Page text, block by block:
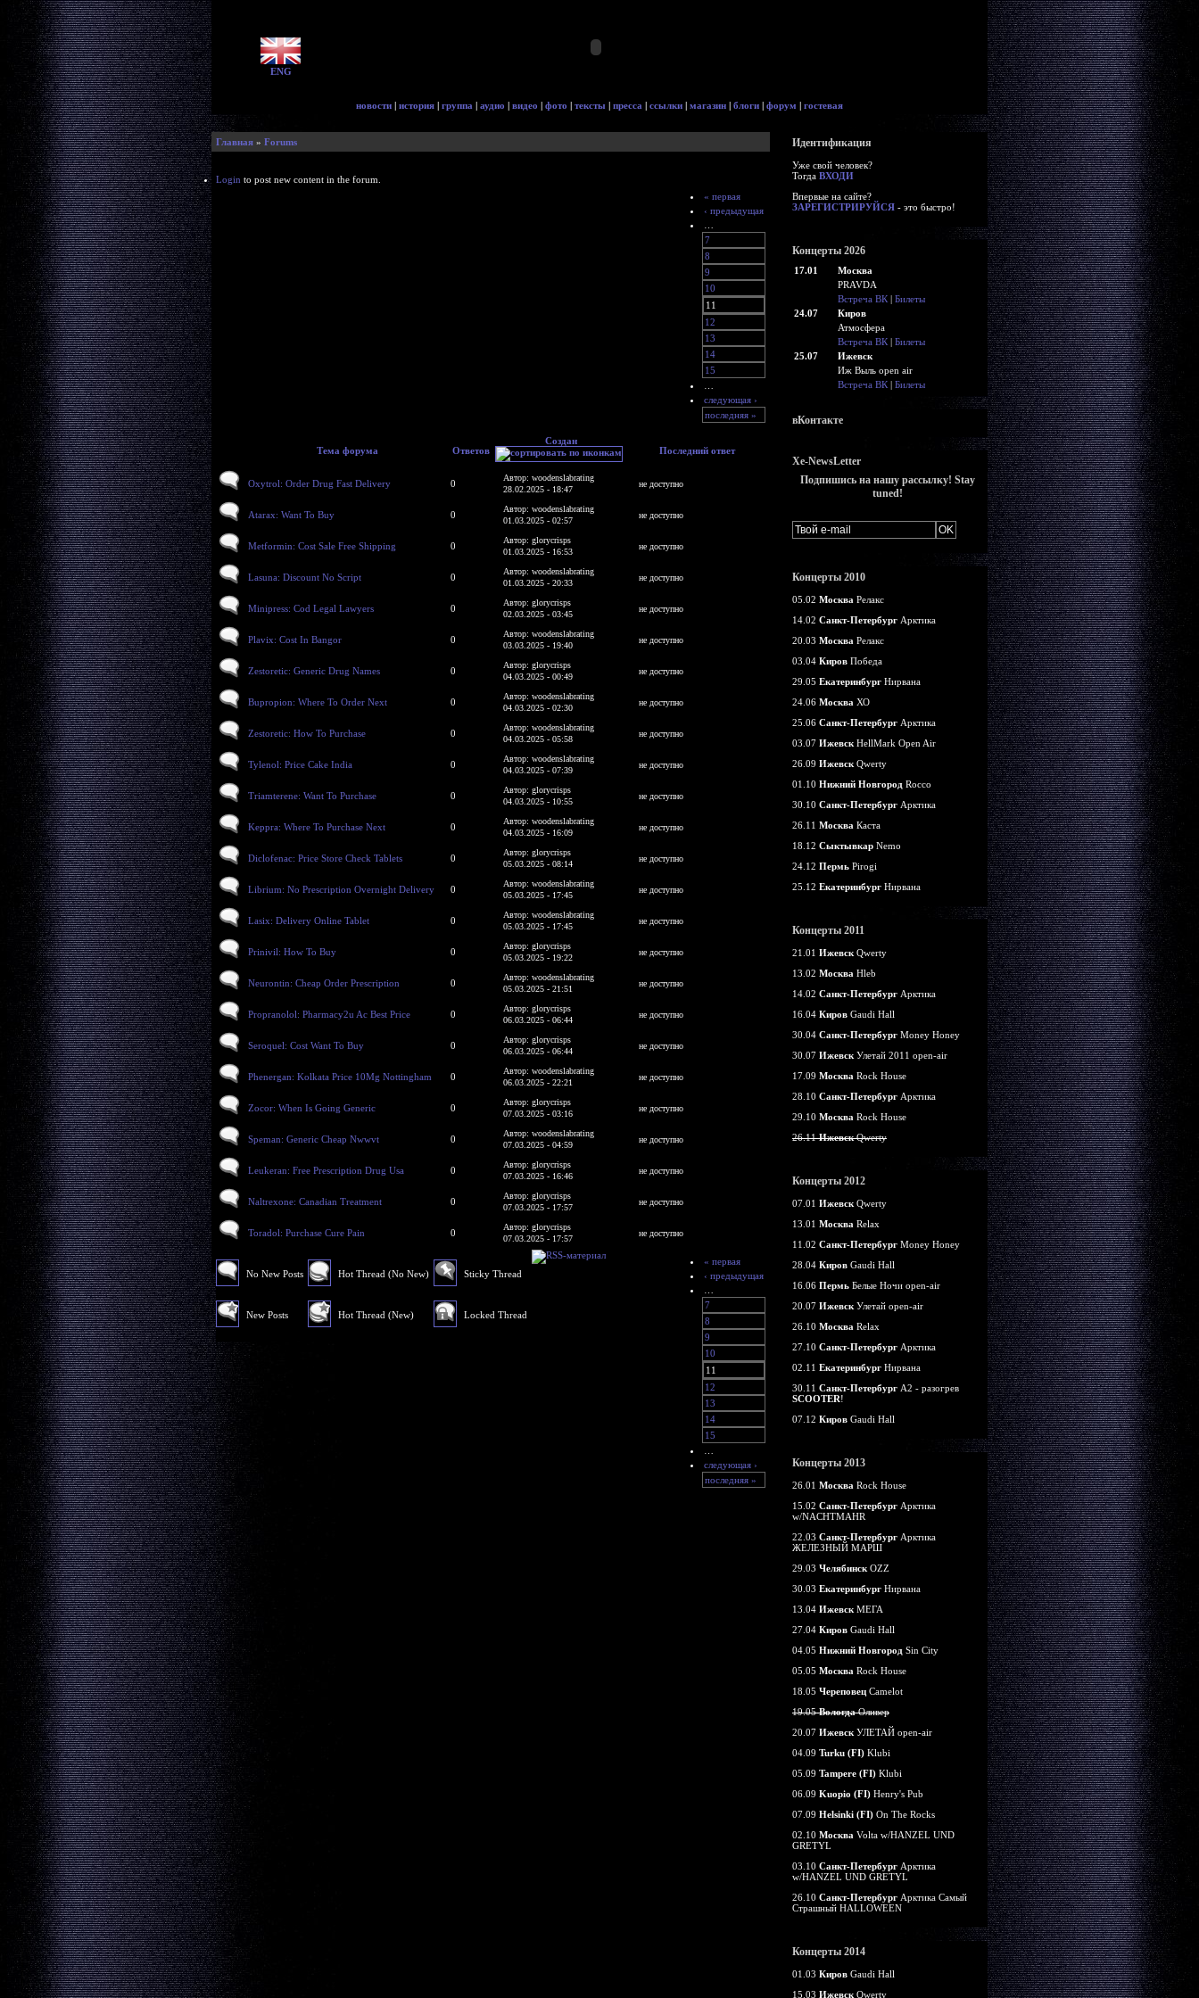
ENG
новости | история | группа | аудио | видео | фото | тексты | пресса | ссылки | магазин | блоги | форум | гостевая
Главная » Forums
Login to post new content in the forum.
« первая
‹ предыдущая
7
8
9
10
11
12
13
14
15
следующая ›
последняя »
Тема форума Ответов
Создан
Последний ответ
Oxytrol: Order Drug Fast Delivery 0
Автор: woodenslabrating
28.02.2025 - 18:47
не доступно
Atarax: Want To Buy 0
Автор: woodenslabrating
01.03.2025 - 02:57
не доступно
Metformin: Cost Sale Free Shipping 0
Автор: glorycrisps
01.03.2025 - 16:53
не доступно
Lasuna: Discount No Script 0
Автор: woodenslabrating
01.03.2025 - 20:33
не доступно
Minipress: Cod Legal Lawyers 0
Автор: glorycrisps
02.03.2025 - 03:45
не доступно
Plavix: Cost In Bangor 0
Автор: woodenslabrating
03.03.2025 - 19:40
не доступно
Zestoretic: Generic Drug Names 0
Автор: glorycrisps
04.03.2025 - 00:49
не доступно
Bupropion: Where To Order Next 0
Автор: woodenslabrating
04.03.2025 - 02:30
не доступно
Zestoretic: How To Purchase 0
Автор: woodenslabrating
04.03.2025 - 05:58
не доступно
Tylenol: Price Cake India 0
Автор: woodenslabrating
04.03.2025 - 07:39
не доступно
Triamterene: Want To Purchase 0
Автор: glorycrisps
04.03.2025 - 10:55
не доступно
Keppra: Where To Purchase Next 0
Автор: woodenslabrating
04.03.2025 - 16:09
не доступно
Diclofenac: Price Store Check Tablets 0
Автор: glorycrisps
05.03.2025 - 08:14
не доступно
Librium: No Prescription Overnight Delivery 0
Автор: woodenslabrating
05.03.2025 - 17:45
не доступно
Lasix: Delivery Online Tablet 0
Автор: woodenslabrating
05.03.2025 - 17:45
не доступно
Prinivil: How To Buy 0
Автор: glorycrisps
05.03.2025 - 19:22
не доступно
Neurontin: Cheap Order Prescription 0
Автор: woodenslabrating
05.03.2025 - 21:51
не доступно
Propranolol: Pharmacy2u Ac Best Price 0
Автор: glorycrisps
06.03.2025 - 06:44
не доступно
Seroquel: Cost Want To Buy 0
Автор: glorycrisps
06.03.2025 - 06:44
не доступно
Phenergan: Kolkata Price 10Mg Nottingham 0
Автор: woodenslabrating
06.03.2025 - 22:21
не доступно
Zocor: When Is Going Generic 0
Автор: glorycrisps
07.03.2025 - 03:16
не доступно
Speman: Generic Cheap Nwwvt 0
Автор: woodenslabrating
07.03.2025 - 04:59
не доступно
Leukeran: Free Prescription Drug Usa 0
Автор: glorycrisps
07.03.2025 - 16:46
не доступно
Naltrexone: Canadian Treatment 0
Автор: glorycrisps
07.03.2025 - 17:57
не доступно
Toradol: Purchase Cure Pain 0
Автор: glorycrisps
07.03.2025 - 17:57
не доступно
No New Posts
New Posts
Hot Thread (No New)
Hot Thread (New)
Sticky Thread
Locked Thread
« первая
‹ предыдущая
7
8
9
10
11
12
13
14
15
следующая ›
последняя »
Идентификация
Уже свой человек?
Тогда ВХОДИ
Впервые на сайте?
ЗАРЕГИСТРИРУЙСЯ - это быстро!
Концерты 2026
17.01
Москва
PRAVDA
Встреча ВК | Билеты
24.07
Киров
Атмосфера
Встреча ВК | Билеты
25.07
Ижевск
Иж Выль open air
Встреча ВК | Билеты
вКонтакте
Xe-NewsLetter
Подпишись на нашу рассылку! Stay
tuned!
Концерты 2010
05.02 Москва Релакс
14.02 Санкт-Петербург Арктика
20.03 Москва Релакс
03.04 Киров Победа
29.05 Екатеринбург Нирвана
24.06 Москва ХО
25.06 Санкт-Петербург Арктика
03.07 Ижевск HellMark Open Air
26.09 Ижевск Qwerty
01.10 Нижний Новгород Rocco
30.10 Санкт-Петербург Арктика
26.11 Москва Каста
18.12 Сыктывкар Nemo
24.12 Пермь Pirogi
25.12 Екатеринбург Нирвана
Концерты 2011
21.01 Ижевск Qwerty
13.02 Москва Hleb
14.02 Санкт-Петербург Арктика
16.04 Киров Gaudi Hall
30.04 Санкт-Петербург Money Honey
30.07 Ижевск Улетай 2011 open-air
17.09 Москва Rock House
28.10 Санкт-Петербург Арктика
29.10 Москва Rock House
26.11ИжевскQwerty
Концерты 2012
07.01 Ижевск Qwerty
13.01 Москва Relax
11.02 Санкт-Петербург Money Honey
28.04 Киров Gaudi Hall
16.06 Пермь Белые Ночи open-air
20.07 Ижевск Улетай open-air
26.10 Москва Relax
27.10 Санкт-Петербург Арктика
02.11 Екатеринбург Нирвана
30.11 Санкт-Петербург А2 - разогрев
SCOOTER!
07.12 Киров Gaudi Hall
Концерты 2013
26.01 Москва Rock House
15.02 Санкт-Петербург Арктика
w/NACHTMAHR
22.03 Санкт-Петербург Арктика
ЖЕЛЕЗНЫЙ МАРШ
29.03 Челябинск OZZ
30.03 Екатеринбург Нирвана
13.04 Ижевск МЕГА
27.04 Киров Gaudi Hall
04.05 Нижний Новгород Sin City
05.05 Москва Rock House
18.05 Череповец Camelot
19.05ВологдаОливер
20.07 Ижевск УЛЕТАЙ open-air
04.09 Turku (FI) Klubi
05.09 Tampere (FI) Klubi
06.09 Kuopio (FI) Henry's Pub
07.09 Helsinki (FI) On The Rocks
02.10 Москва Volta w/HANZEL UND
GRETYL
03.10 Санкт-Петербург Арктика
w/HANZEL UND GRETYL
26.10 Санкт-Петербург Арктика Самый
Страшный HALLOWEEN
Концерты 2014
01.03 Киров Gaudi Hall
15.03 Ижевск Qwerty